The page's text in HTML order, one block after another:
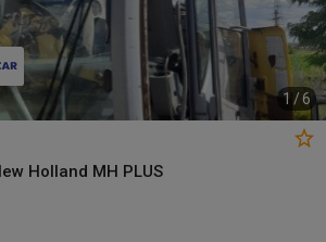
1 /6
Holland MH PLUS